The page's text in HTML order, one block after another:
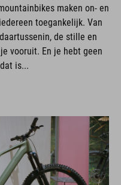
maken on- en
toegankelijk. Van
de stille en
vooruit. En je hebt geen
is...